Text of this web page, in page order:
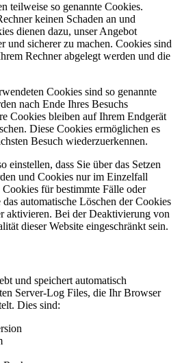
teilweise so genannte Cookies.
keinen Schaden an und
dienen dazu, unser Angebot
und sicherer zu machen. Cookies sind
Rechner abgelegt werden und die
Cookies sind so genannte
nach Ende Ihres Besuchs
Cookies bleiben auf Ihrem Endgerät
Diese Cookies ermöglichen es
Besuch wiederzuerkennen.
einstellen, dass Sie über das Setzen
und Cookies nur im Einzelfall
für bestimmte Fälle oder
automatische Löschen der Cookies
aktivieren. Bei der Deaktivierung von
dieser Website eingeschränkt sein.
und speichert automatisch
Server-Log Files, die Ihr Browser
Dies sind: